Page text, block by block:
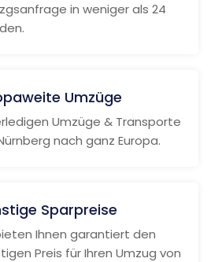
in weniger als 24
Umzüge
Umzüge & Transporte
nach ganz Europa.
Sparpreise
Ihnen garantiert den
Preis für Ihren Umzug von